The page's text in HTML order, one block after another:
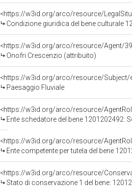
<https://w3id.org/arco/resource/
Condizione giuridica del bene culturale
<https://w3id.org/arco/resource/Agent/
Onofri Crescenzio (attribuito)
<https://w3id.org/arco/resource/Subject/
Paesaggio Fluviale
<https://w3id.org/arco/resource/
Ente schedatore del bene 1201202492:
<https://w3id.org/arco/resource/
Ente competente per tutela del bene
<https://w3id.org/arco/resource/
Stato di conservazione 1 del bene: